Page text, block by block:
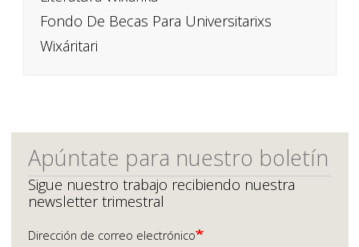
Fondo De Becas Para Universitarixs
Wixáritari
Apúntate para nuestro boletín
Sigue nuestro trabajo recibiendo nuestra
newsletter trimestral
Dirección de correo electrónico